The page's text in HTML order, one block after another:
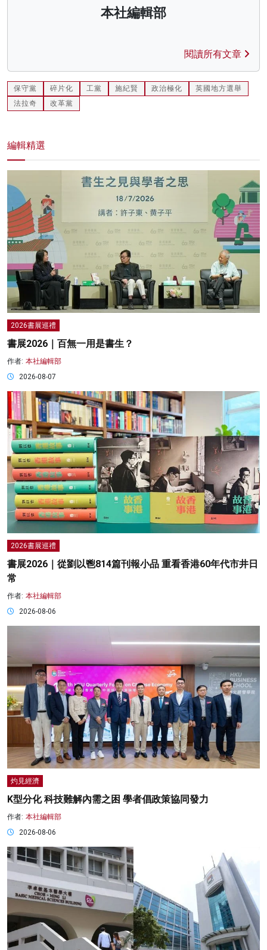
本社編輯部
閱讀所有文章
保守黨 碎片化 工黨 施紀賢 政治極化
英國地方選舉
法拉奇
改革黨
編輯精選
2026書展巡禮
書展2026｜百無一用是書生？
作者: 本社編輯部
2026-08-07
2026書展巡禮
書展2026｜從劉以鬯814篇刊報小品 重看香港60年代市井日
常
作者: 本社編輯部
2026-08-06
灼見經濟
K型分化 科技難解內需之困 學者倡政策協同發力
作者: 本社編輯部
2026-08-06